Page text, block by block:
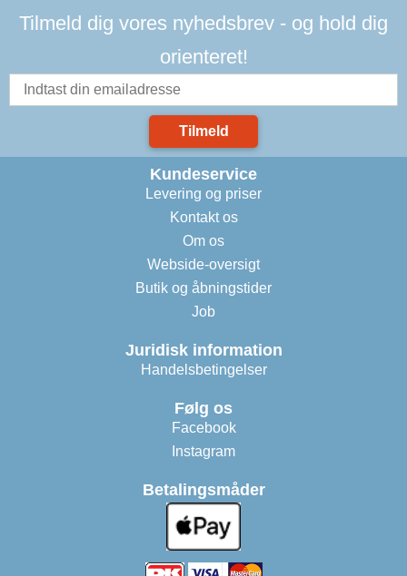
Tilmeld dig vores nyhedsbrev - og hold dig
orienteret!
Tilmeld
Kundeservice
Levering og priser
Kontakt os
Om os
Webside-oversigt
Butik og åbningstider
Job
Juridisk information
Handelsbetingelser
Følg os
Facebook
Instagram
Betalingsmåder